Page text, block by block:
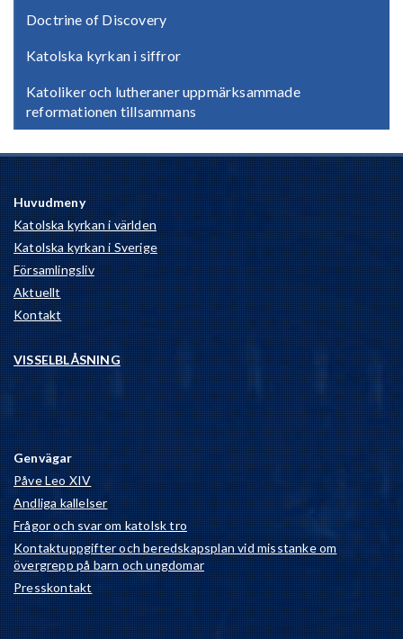
Doctrine of Discovery
Katolska kyrkan i siffror
Katoliker och lutheraner uppmärksammade
reformationen tillsammans
Huvudmeny
Katolska kyrkan i världen
Katolska kyrkan i Sverige
Församlingsliv
Aktuellt
Kontakt
VISSELBLÅSNING
Genvägar
Påve Leo XIV
Andliga kallelser
Frågor och svar om katolsk tro
Kontaktuppgifter och beredskapsplan vid misstanke om
övergrepp på barn och ungdomar
Presskontakt